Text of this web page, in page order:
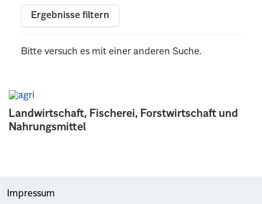
Landwirtschaft, Fischerei, Forstwirtschaft und
Nahrungsmittel
Ergebnisse filtern
Bitte versuch es mit einer anderen Suche.
Impressum